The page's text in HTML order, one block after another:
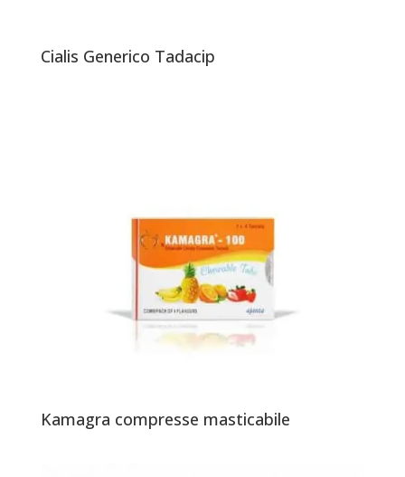
Cialis Generico Tadacip
Kamagra compresse masticabile